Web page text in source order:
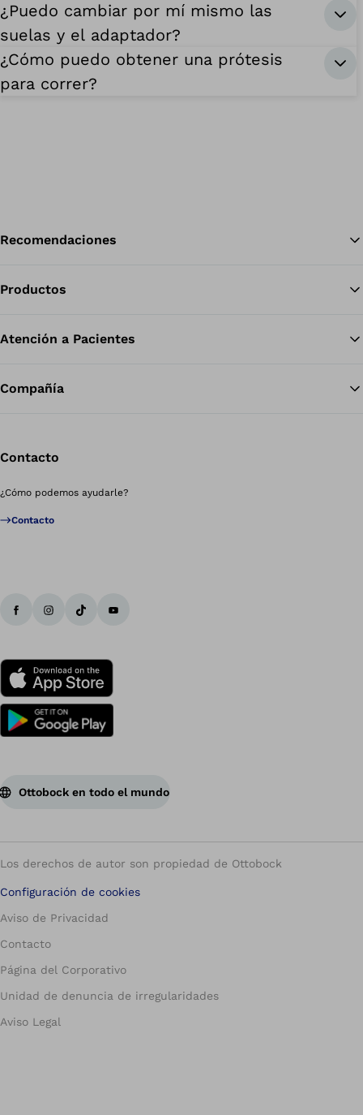
¿Puedo cambiar por mí mismo las
suelas y el adaptador?
¿Cómo puedo obtener una prótesis
para correr?
Recomendaciones
Productos
Atención a Pacientes
Compañía
Contacto
¿Cómo podemos ayudarle?
Contacto
Ottobock en todo el mundo
Los derechos de autor son propiedad de Ottobock
Configuración de cookies
Aviso de Privacidad
Contacto
Página del Corporativo
Unidad de denuncia de irregularidades
Aviso Legal